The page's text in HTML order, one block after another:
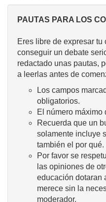
PAUTAS PARA LOS
Eres libre de expresar tu
conseguir un debate
redactado unas pautas,
a leerlas antes de
Los campos
obligatorios.
El número máximo
Recuerda que un
solamente incluye
también el por qué.
Por favor se
las opiniones de
educación dotaran
merece sin la
moderador.